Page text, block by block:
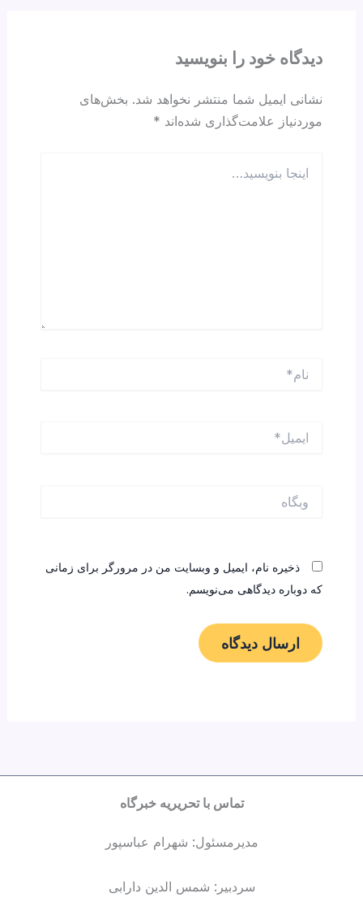
o
k
p
دیدگاه‌ خود را بنویسید
نشانی ایمیل شما منتشر نخواهد شد. بخش‌های
موردنیاز علامت‌گذاری شده‌اند *
بنویسید…
ذخیره نام، ایمیل و وبسایت من در مرورگر برای زمانی
که دوباره دیدگاهی می‌نویسم.
تماس با تحریریه خبرگاه
مدیرمسئول: شهرام عباسپور
سردبیر: شمس الدین دارابی